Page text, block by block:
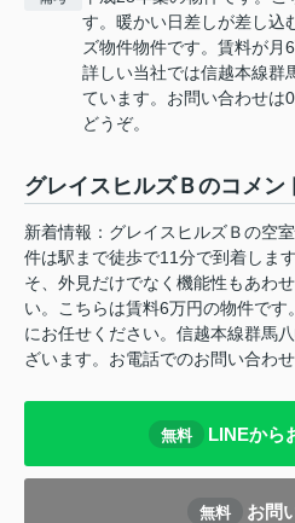
す。暖かい日差しが差し込
ズ物件物件です。賃料が月
詳しい当社では信越本線群
ています。お問い合わせは
どうぞ。
グレイスヒルズＢのコメン
新着情報：グレイスヒルズＢの空
件は駅まで徒歩で11分で到着しま
そ、外見だけでなく機能性もあわ
い。こちらは賃料6万円の物件です
にお任せください。信越本線群馬
ざいます。お電話でのお問い合わ
無料 LINEから
無料 お問